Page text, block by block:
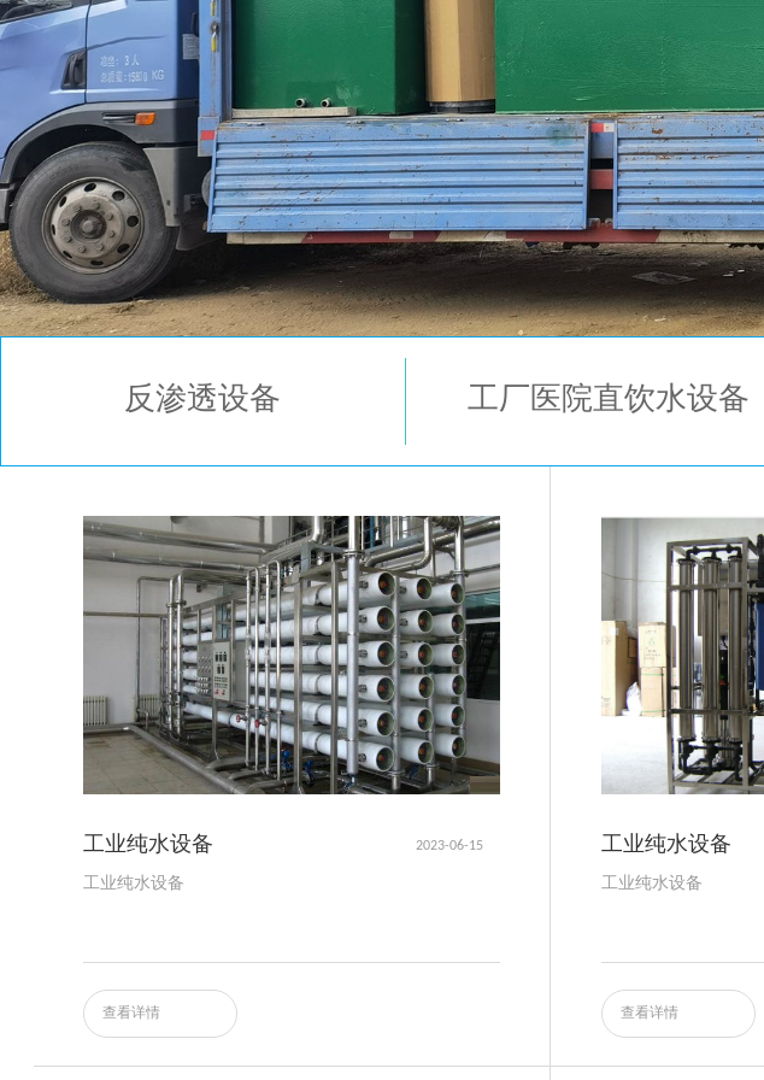
反渗透设备 工厂医院直饮水设备
工业纯水设备 2023-06-15
工业纯水设备
查看详情
工业纯水设备
工业纯水设备
查看详情